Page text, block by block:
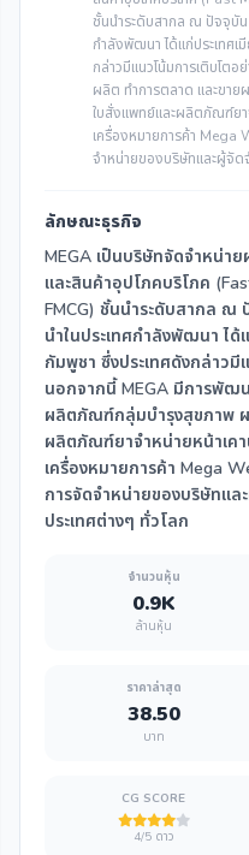
ชั้นนำระดับสากล ณ ปัจจุบัน
กำลังพัฒนา ได้แก่ประเทศเ
กล่าวมีแนวโน้มการเติบโต
ผลิต ทำการตลาด และขา
ใบสั่งแพทย์และผลิตภัณฑ์ยา
เครื่องหมายการค้า Mega
จำหน่ายของบริษัทและผู้จัด
ลักษณะธุรกิจ
MEGA เป็นบริษัทจัดจำหน่
และสินค้าอุปโภคบริโภค
FMCG) ชั้นนำระดับสากล ณ
นำในประเทศกำลังพัฒนา ได้
กัมพูชา ซึ่งประเทศดังกล่าวมี
นอกจากนี้ MEGA มีการพัฒ
ผลิตภัณฑ์กลุ่มบำรุงสุขภาพ
ผลิตภัณฑ์ยาจำหน่ายหน้าเค
เครื่องหมายการค้า Mega
การจัดจำหน่ายของบริษัทแ
ประเทศต่างๆ ทั่วโลก
จำนวนหุ้น
0.9K
ล้านหุ้น
ราคาล่าสุด
38.50
บาท
CG SCORE
4/5 ดาว